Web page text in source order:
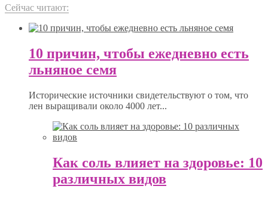
Сейчас читают:
10 причин, чтобы ежедневно есть
льняное семя
Исторические источники свидетельствуют о том, что
лен выращивали около 4000 лет...
Как соль влияет на здоровье: 10
различных видов